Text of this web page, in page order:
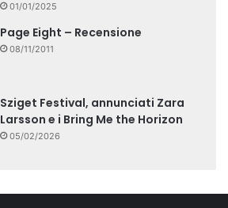
01/01/2025
Page Eight – Recensione
08/11/2011
Sziget Festival, annunciati Zara
Larsson e i Bring Me the Horizon
05/02/2026